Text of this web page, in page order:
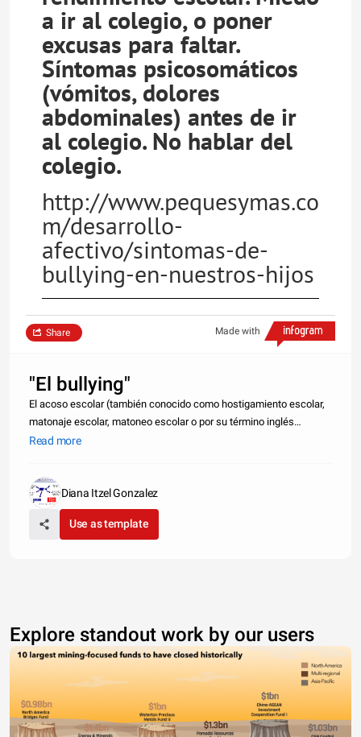
a ir al colegio, o poner
excusas para faltar.
Síntomas psicosomáticos
(vómitos, dolores
abdominales) antes de ir
al colegio. No hablar del
colegio.
http://www.pequesymas.co
m/desarrollo-
afectivo/sintomas-de-
bullying-en-nuestros-hijos
Made with
Share
"El bullying"
El acoso escolar (también conocido como hostigamiento escolar,
matonaje escolar, matoneo escolar o por su término inglés
bullying) es cualquier forma de maltrato psicológico, verbal o
Read more
Diana Itzel Gonzalez
Use as template
Explore standout work by our users